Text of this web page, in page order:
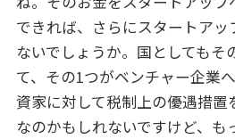
できれば、さらにスタートア
ないでしょうか。国としてもそ
て、その1つがベンチャー企業
資家に対して税制上の優遇措
なのかもしれないですけど、